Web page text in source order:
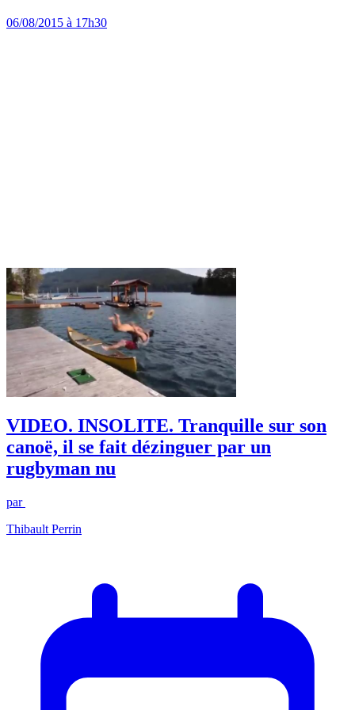
06/08/2015 à 17h30
VIDEO. INSOLITE. Tranquille sur son
canoë, il se fait dézinguer par un
rugbyman nu
par
Thibault Perrin